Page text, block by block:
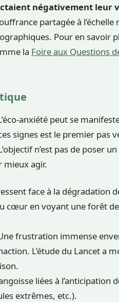
négativement leur
partagée à l’échelle
Pour en savoir
la Foire aux Questions
anxiété peut se
signes est le premier pas
n’est pas de poser
mieux agir.
face à la dégradation
cœur en voyant une forêt
frustration immense
L’étude du Lancet a
liées à l’anticipation
extrêmes, etc.).